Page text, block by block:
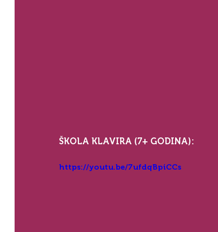
ŠKOLA KLAVIRA (7+ GODINA):
https://youtu.be/7ufdqBpiCCs